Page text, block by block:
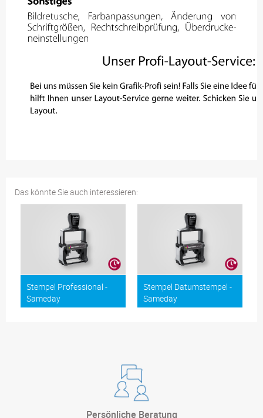
Das könnte Sie auch interessieren:
Stempel Professional -
Sameday
Stempel Datumstempel -
Sameday
Persönliche Beratung